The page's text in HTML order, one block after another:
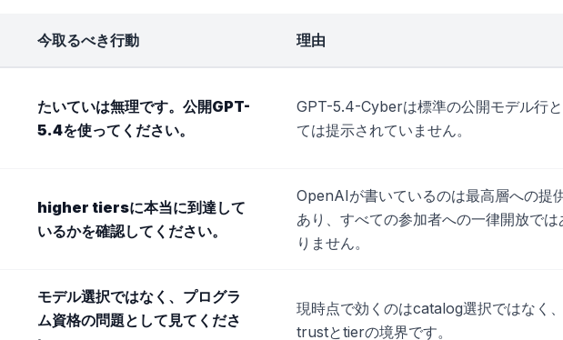
今取るべき行動 理由
たいていは無理です。公開GPT-
5.4を使ってください。
GPT-5.4-Cyberは標準の公開モデル行
ては提示されていません。
higher tiersに本当に到達して
いるかを確認してください。
OpenAIが書いているのは最高層への提
あり、すべての参加者への一律開放では
りません。
モデル選択ではなく、プログラ
ム資格の問題として見てくださ
現時点で効くのはcatalog選択ではなく、
trustとtierの境界です。